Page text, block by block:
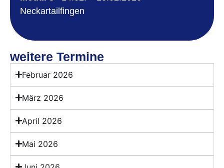
Neckartailfingen
weitere Termine
Februar 2026
März 2026
April 2026
Mai 2026